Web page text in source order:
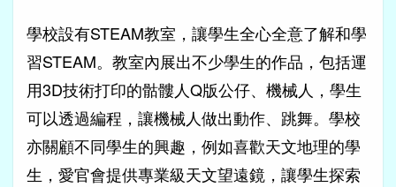
學校設有STEAM教室，讓學生全心全意了解和學
習STEAM。教室內展出不少學生的作品，包括運
用3D技術打印的骷髏人Q版公仔、機械人，學生
可以透過編程，讓機械人做出動作、跳舞。學校
亦關顧不同學生的興趣，例如喜歡天文地理的學
生，愛官會提供專業級天文望遠鏡，讓學生探索